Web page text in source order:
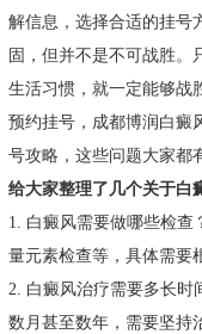
解信息，选择合适的挂号
固，但并不是不可战胜。
生活习惯，就一定能够战
预约挂号，成都博润白癜
号攻略，这些问题大家都
给大家整理了几个关于白
1. 白癜风需要做哪些检查
量元素检查等，具体需要
2. 白癜风治疗需要多长时
数月甚至数年，需要坚持